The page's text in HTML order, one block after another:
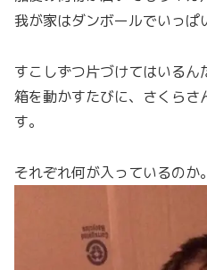
我が家はダンボールでいっぱ
すこしずつ片づけてはいるん
箱を動かすたびに、さくらさ
す。
それぞれ何が入っているのか。